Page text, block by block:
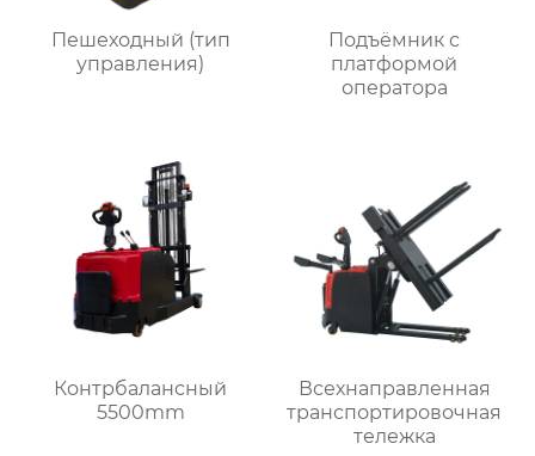
Пешеходный (тип
управления)
Подъёмник с
платформой
оператора
Контрбалансный
5500mm
Всехнаправленная
транспортировочная
тележка